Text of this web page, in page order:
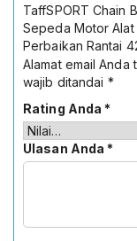
TaffSPORT Chain
Sepeda Motor
Perbaikan Rantai
Alamat email Anda
wajib ditandai *
Rating Anda*
Ulasan Anda*